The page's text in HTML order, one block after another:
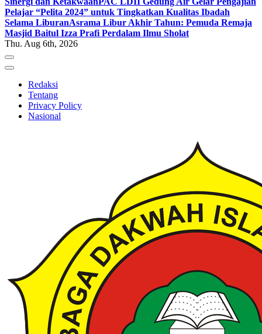
Pelajar “Pelita 2024” untuk Tingkatkan Kualitas Ibadah
Selama LiburanAsrama Libur Akhir Tahun: Pemuda Remaja
Masjid Baitul Izza Prafi Perdalam Ilmu Sholat
Thu. Aug 6th, 2026
Redaksi
Tentang
Privacy Policy
Nasional